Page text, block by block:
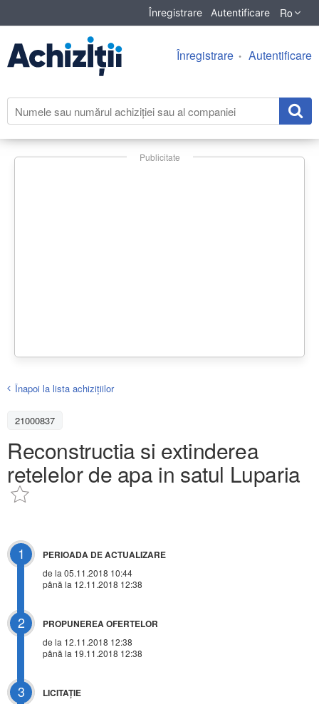
Înregistrare Autentificare Ro
Înregistrare Autentificare
Publicitate
Înapoi la lista achiziţiilor
21000837
Reconstructia si extinderea
retelelor de apa in satul Luparia
1 PERIOADA DE ACTUALIZARE
de la 05.11.2018 10:44
până la 12.11.2018 12:38
2 PROPUNEREA OFERTELOR
de la 12.11.2018 12:38
până la 19.11.2018 12:38
3 LICITAŢIE